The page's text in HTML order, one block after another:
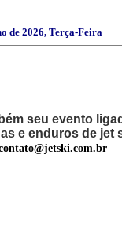
de 2026, Terça-Feira
seu evento
e enduros de jet